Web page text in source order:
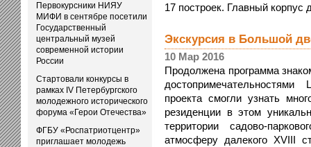
Первокурсники НИЯУ
МИФИ в сентябре посетили
Государственный
центральный музей
современной истории
России
Стартовали конкурсы в
рамках IV Петербургского
молодежного исторического
форума «Герои Отечества»
ФГБУ «Роспатриотцентр»
приглашает молодежь
17 построек. Главный корпус
Экскурсия в Большой
10 Мар 2016
Продолжена программа
проекта смогли узнать
резиденции в этом
территории садово-
атмосферу далекого XVIII